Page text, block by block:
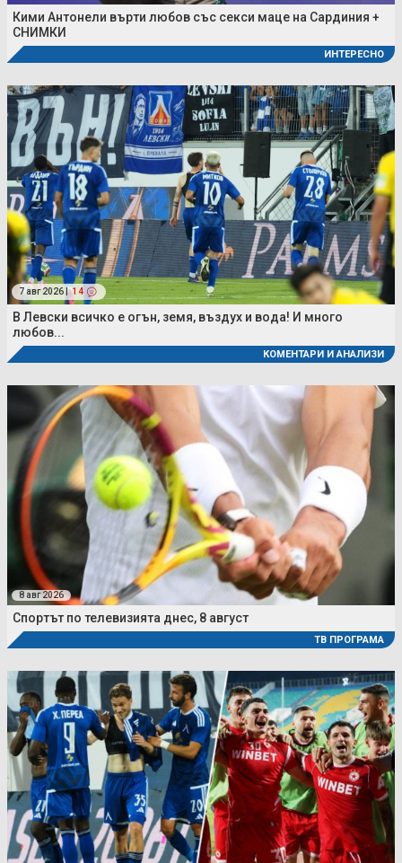
Кими Антонели върти любов със секси маце на Сардиния +
СНИМКИ
ИНТЕРЕСНО
7 авг 2026 | 14
В Левски всичко е огън, земя, въздух и вода! И много
любов...
КОМЕНТАРИ И АНАЛИЗИ
8 авг 2026
Спортът по телевизията днес, 8 август
ТВ ПРОГРАМА